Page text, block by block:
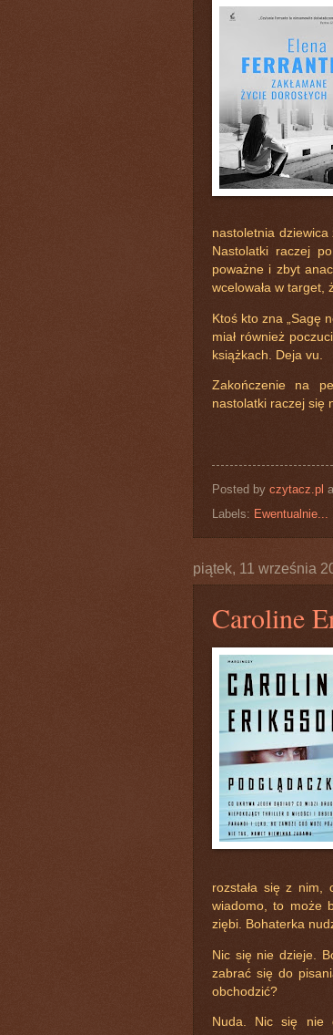
nastoletnia
Nastolatki raczej
poważne i zbyt
wcelowała w target,
Ktoś kto zna „Sagę
miał również
książkach. Deja vu.
Zakończenie na
nastolatki raczej się
Posted by czytacz.pl
Labels: Ewentualnie...
piątek, 11 września
Caroline
rozstała się z nim,
wiadomo, to może
ziębi. Bohaterka
Nic się nie dzieje.
zabrać się do
obchodzić?
Nuda. Nic się nie